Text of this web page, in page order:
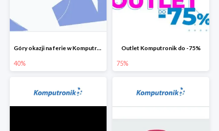
Góry okazji na ferie w Komputronik do -40%
40%
Outlet Komputronik do -75%
75%